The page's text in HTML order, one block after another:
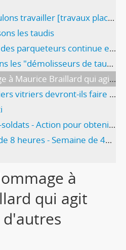
[travaux place des Nations]
les taudis
continue en Suisse romande
les "démolisseurs de taudis"
Braillard qui agit pendant que d'autres intriguent
ils faire grève pour obliger leurs patrons à discuter ?
- Action pour obtenir vos droits
heures - Semaine de 44 heures
à
qui agit